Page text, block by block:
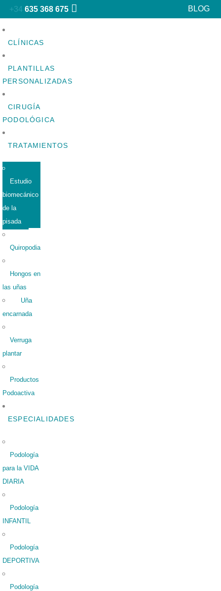
+34 635 368 675 BLOG
CLÍNICAS
PLANTILLAS
PERSONALIZADAS
CIRUGÍA
PODOLÓGICA
TRATAMIENTOS
Estudio
biomecánico
de la
pisada
Quiropodia
Hongos en
las uñas
Uña
encarnada
Verruga
plantar
Productos
Podoactiva
ESPECIALIDADES
Podología
para la VIDA
DIARIA
Podología
INFANTIL
Podología
DEPORTIVA
Podología